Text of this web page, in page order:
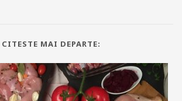
CITESTE MAI DEPARTE: